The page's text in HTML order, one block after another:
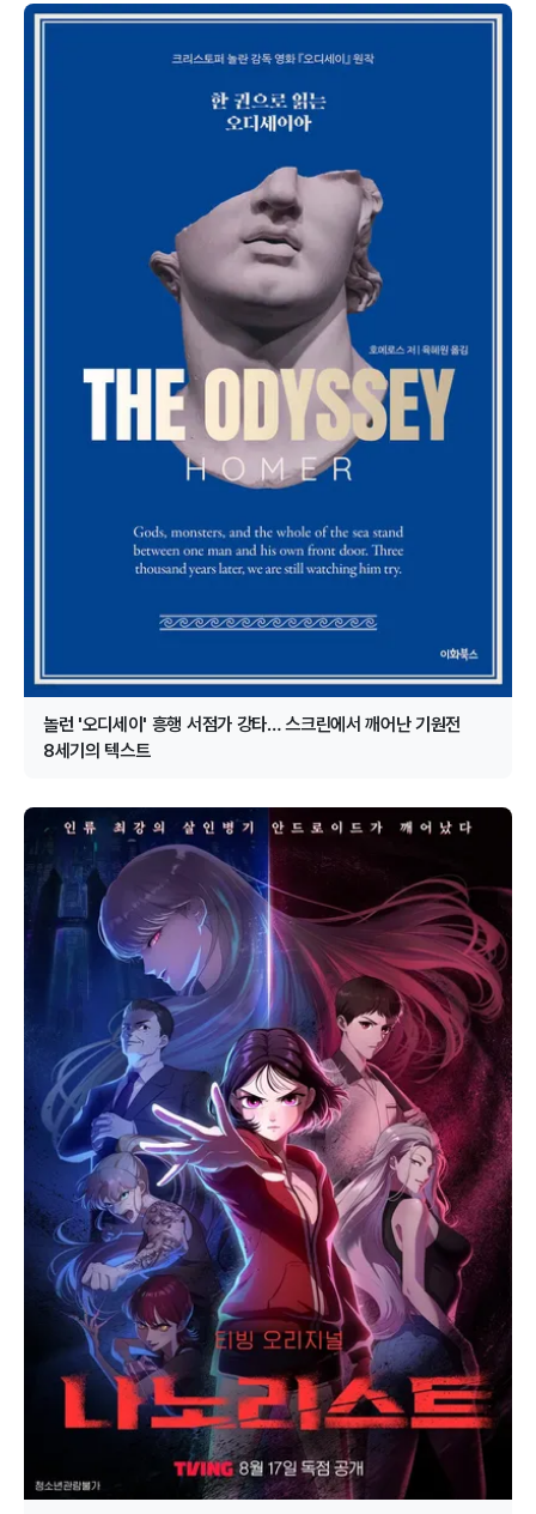
놀런 '오디세이' 흥행 서점가 강타… 스크린에서 깨어난 기원전
8세기의 텍스트